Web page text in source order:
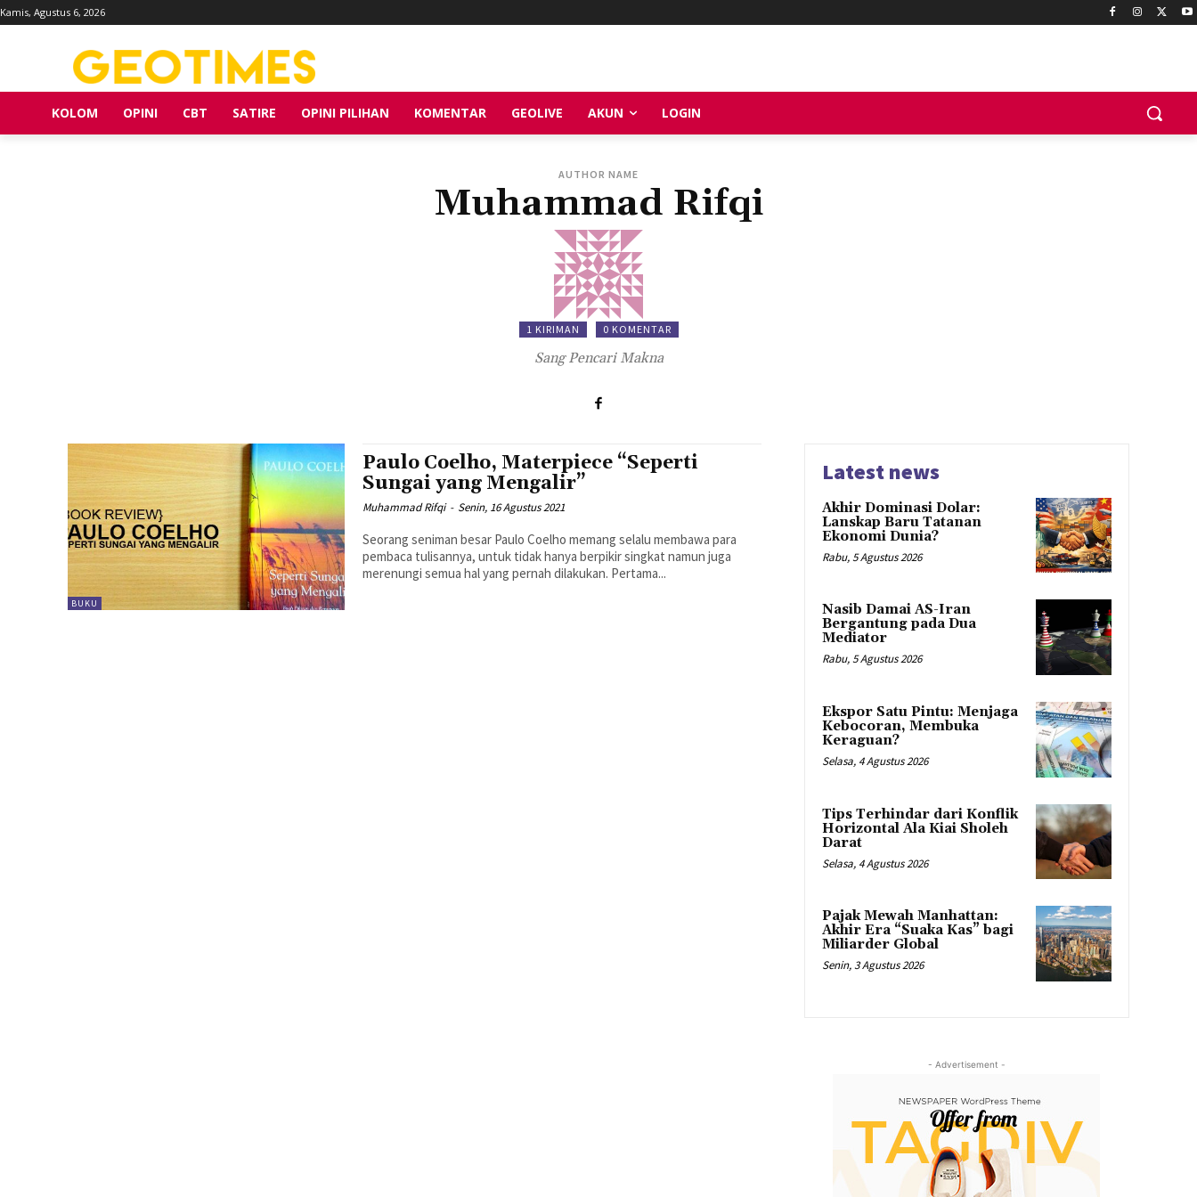
Kamis, Agustus 6, 2026
KOLOM OPINI CBT SATIRE OPINI PILIHAN KOMENTAR GEOLIVE AKUN LOGIN
AUTHOR NAME
Muhammad Rifqi
1 KIRIMAN 0 KOMENTAR
Sang Pencari Makna
BUKU
Paulo Coelho, Materpiece “Seperti
Sungai yang Mengalir”
Muhammad Rifqi - Senin, 16 Agustus 2021
Seorang seniman besar Paulo Coelho memang selalu membawa para
pembaca tulisannya, untuk tidak hanya berpikir singkat namun juga
merenungi semua hal yang pernah dilakukan. Pertama...
Latest news
Akhir Dominasi Dolar:
Lanskap Baru Tatanan
Ekonomi Dunia?
Rabu, 5 Agustus 2026
Nasib Damai AS-Iran
Bergantung pada Dua
Mediator
Rabu, 5 Agustus 2026
Ekspor Satu Pintu: Menjaga
Kebocoran, Membuka
Keraguan?
Selasa, 4 Agustus 2026
Tips Terhindar dari Konflik
Horizontal Ala Kiai Sholeh
Darat
Selasa, 4 Agustus 2026
Pajak Mewah Manhattan:
Akhir Era “Suaka Kas” bagi
Miliarder Global
Senin, 3 Agustus 2026
- Advertisement -